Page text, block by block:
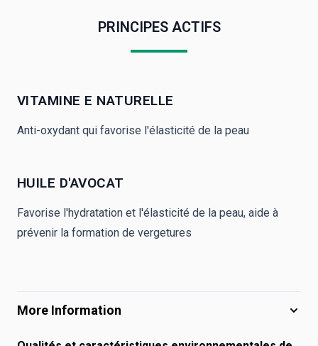
PRINCIPES ACTIFS
VITAMINE E NATURELLE
Anti-oxydant qui favorise l'élasticité de la peau
HUILE D'AVOCAT
Favorise l'hydratation et l'élasticité de la peau, aide à
prévenir la formation de vergetures
More Information